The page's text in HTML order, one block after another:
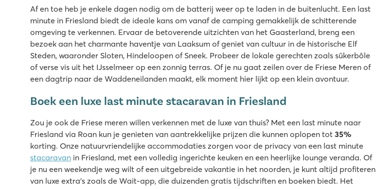
Af en toe heb je enkele dagen nodig om de batterij weer op te laden in de buitenlucht. Een last
minute in Friesland biedt de ideale kans om vanaf de camping gemakkelijk de schitterende
omgeving te verkennen. Ervaar de betoverende uitzichten van het Gaasterland, breng een
bezoek aan het charmante haventje van Laaksum of geniet van cultuur in de historische Elf
Steden, waaronder Sloten, Hindeloopen of Sneek. Probeer de lokale gerechten zoals sûkerbôle
of verse vis uit het IJsselmeer op een zonnig terras. Of je nu gaat zeilen over de Friese Meren of
een dagtrip naar de Waddeneilanden maakt, elk moment hier lijkt op een klein avontuur.
Boek een luxe last minute stacaravan in Friesland
Zou je ook de Friese meren willen verkennen met de luxe van thuis? Met een last minute naar
Friesland via Roan kun je genieten van aantrekkelijke prijzen die kunnen oplopen tot 35%
korting. Onze natuurvriendelijke accommodaties zorgen voor de privacy van een last minute
stacaravan in Friesland, met een volledig ingerichte keuken en een heerlijke lounge veranda. Of
je nu een weekendje weg wilt of een uitgebreide vakantie in het noorden, je kunt altijd profiteren
van luxe extra's zoals de Wait-app, die duizenden gratis tijdschriften en boeken biedt. Het